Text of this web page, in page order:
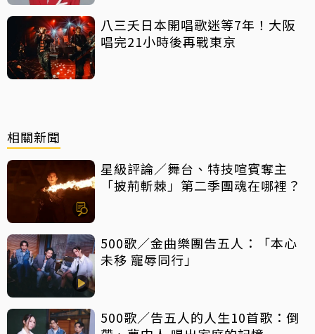
八三夭日本開唱歌迷等7年！大阪
唱完21小時後再戰東京
相關新聞
星級評論／舞台、特技喧賓奪主
「披荊斬棘」第二季團魂在哪裡？
500歌／金曲樂團告五人：「本心
未移 寵辱同行」
500歌／告五人的人生10首歌：倒